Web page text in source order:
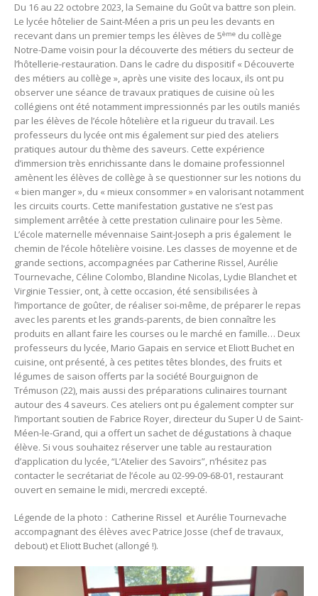
Du 16 au 22 octobre 2023, la Semaine du Goût va battre son plein.
Le lycée hôtelier de Saint-Méen a pris un peu les devants en
recevant dans un premier temps les élèves de 5ème du collège
Notre-Dame voisin pour la découverte des métiers du secteur de
l’hôtellerie-restauration. Dans le cadre du dispositif « Découverte
des métiers au collège », après une visite des locaux, ils ont pu
observer une séance de travaux pratiques de cuisine où les
collégiens ont été notamment impressionnés par les outils maniés
par les élèves de l’école hôtelière et la rigueur du travail. Les
professeurs du lycée ont mis également sur pied des ateliers
pratiques autour du thème des saveurs. Cette expérience
d’immersion très enrichissante dans le domaine professionnel
amènent les élèves de collège à se questionner sur les notions du
« bien manger », du « mieux consommer » en valorisant notamment
les circuits courts. Cette manifestation gustative ne s’est pas
simplement arrêtée à cette prestation culinaire pour les 5ème.
L’école maternelle mévennaise Saint-Joseph a pris également le
chemin de l’école hôtelière voisine. Les classes de moyenne et de
grande sections, accompagnées par Catherine Rissel, Aurélie
Tournevache, Céline Colombo, Blandine Nicolas, Lydie Blanchet et
Virginie Tessier, ont, à cette occasion, été sensibilisées à
l’importance de goûter, de réaliser soi-même, de préparer le repas
avec les parents et les grands-parents, de bien connaître les
produits en allant faire les courses ou le marché en famille… Deux
professeurs du lycée, Mario Gapais en service et Eliott Buchet en
cuisine, ont présenté, à ces petites têtes blondes, des fruits et
légumes de saison offerts par la société Bourguignon de
Trémuson (22), mais aussi des préparations culinaires tournant
autour des 4 saveurs. Ces ateliers ont pu également compter sur
l’important soutien de Fabrice Royer, directeur du Super U de Saint-
Méen-le-Grand, qui a offert un sachet de dégustations à chaque
élève. Si vous souhaitez réserver une table au restauration
d’application du lycée, “L’Atelier des Savoirs”, n’hésitez pas
contacter le secrétariat de l’école au 02-99-09-68-01, restaurant
ouvert en semaine le midi, mercredi excepté.
Légende de la photo : Catherine Rissel et Aurélie Tournevache
accompagnant des élèves avec Patrice Josse (chef de travaux,
debout) et Eliott Buchet (allongé !).